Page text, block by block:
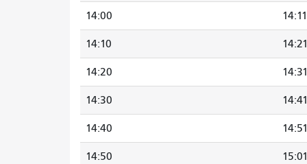
14:00 14:11
14:10 14:21
14:20 14:31
14:30 14:41
14:40 14:51
14:50 15:01